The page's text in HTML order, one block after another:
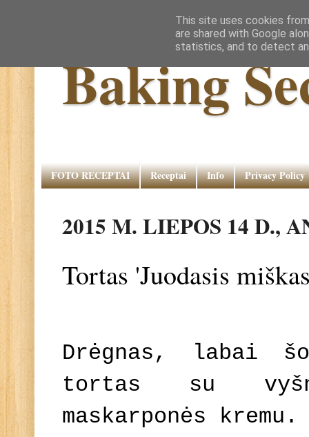
Baking
FOTO RECEPTAI Receptai Info Privacy Policy
2015 M. LIEPOS 14 D.,
Tortas 'Juodasis
Drėgnas, labai
tortas su
maskarponės kremu.
This site uses cookies
are shared with Google
statistics, and to detect